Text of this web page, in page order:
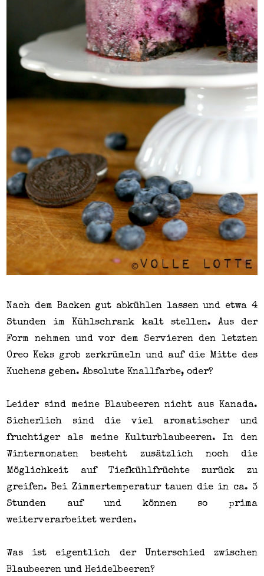
Nach dem Backen gut abkühlen lassen und etwa 4
Stunden im Kühlschrank kalt stellen. Aus der
Form nehmen und vor dem Servieren den letzten
Oreo Keks grob zerkrümeln und auf die Mitte des
Kuchens geben. Absolute Knallfarbe, oder?
Leider sind meine Blaubeeren nicht aus Kanada.
Sicherlich sind die viel aromatischer und
fruchtiger als meine Kulturblaubeeren. In den
Wintermonaten besteht zusätzlich noch die
Möglichkeit auf Tiefkühlfrüchte zurück zu
greifen. Bei Zimmertemperatur tauen die in ca. 3
Stunden auf und können so prima
weiterverarbeitet werden.
Was ist eigentlich der Unterschied zwischen
Blaubeeren und Heidelbeeren?